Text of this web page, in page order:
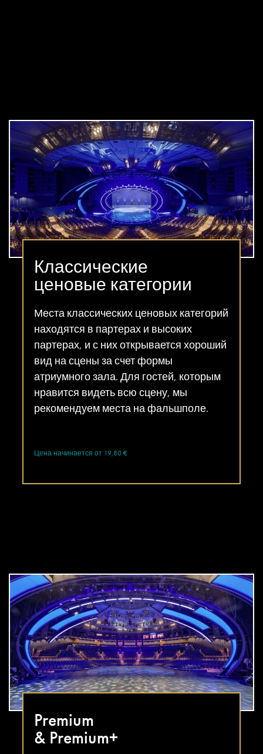
Классические
ценовые категории
Места классических ценовых категорий
находятся в партерах и высоких
партерах, и с них открывается хороший
вид на сцены за счет формы
атриумного зала. Для гостей, которым
нравится видеть всю сцену, мы
рекомендуем места на фальшполе.
Цена начинается от 19,80 €
Premium
& Premium+